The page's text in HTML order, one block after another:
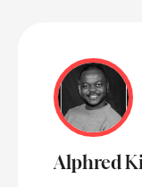
Alphred